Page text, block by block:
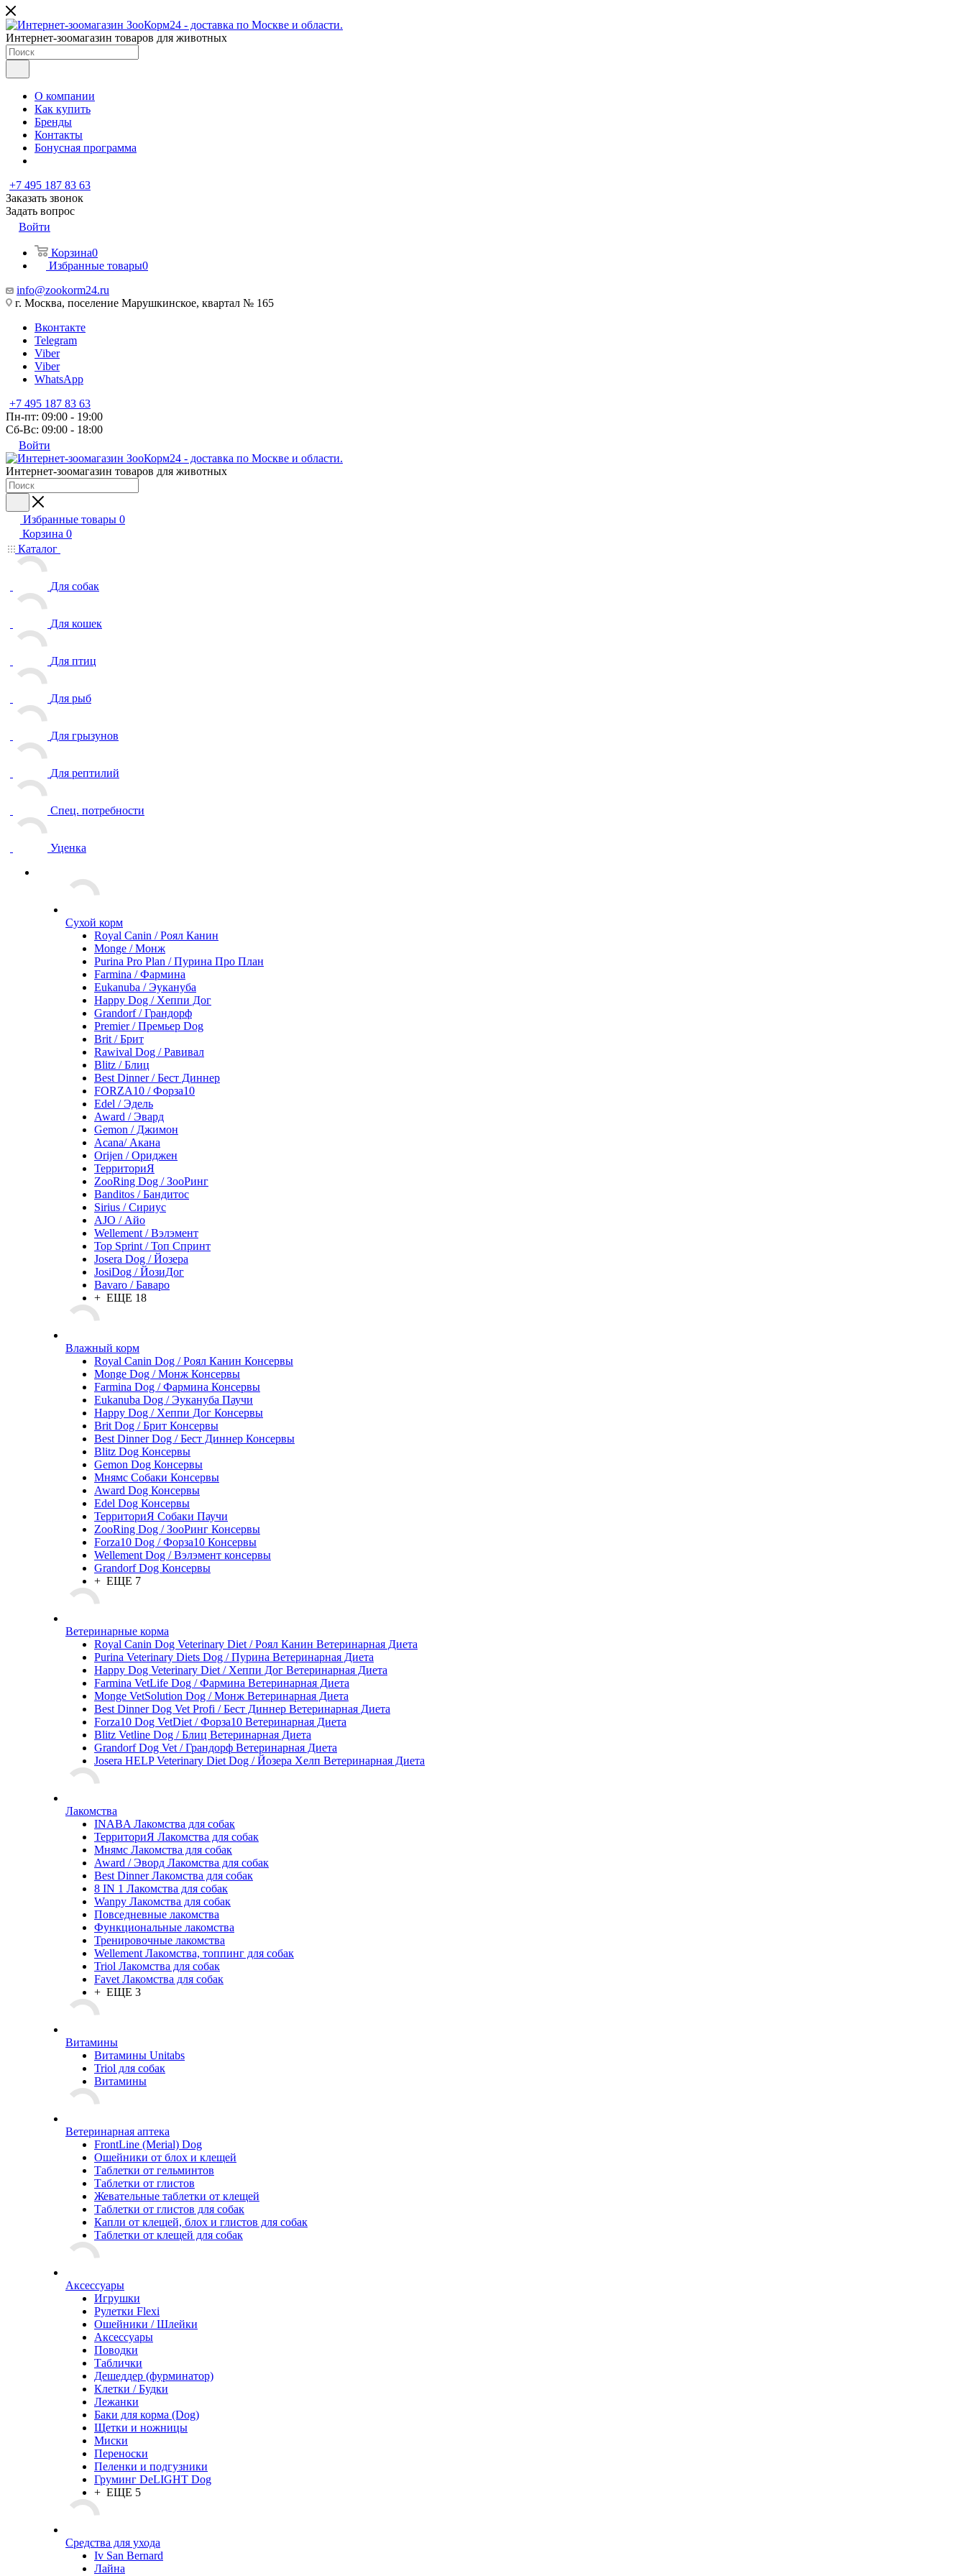
Интернет-зоомагазин товаров для животных
О компании
Как купить
Бренды
Контакты
Бонусная программа
+7 495 187 83 63
Заказать звонок
Задать вопрос
Войти
Корзина0
Избранные товары0
info@zookorm24.ru
г. Москва, поселение Марушкинское, квартал № 165
Вконтакте
Telegram
Viber
Viber
WhatsApp
+7 495 187 83 63
Пн-пт: 09:00 - 19:00
Сб-Вс: 09:00 - 18:00
Войти
Интернет-зоомагазин товаров для животных
Избранные товары 0
Корзина 0
Каталог
Для собак
Для кошек
Для птиц
Для рыб
Для грызунов
Для рептилий
Спец. потребности
Уценка
Сухой корм
Royal Canin / Роял Канин
Monge / Монж
Purina Pro Plan / Пурина Про План
Farmina / Фармина
Eukanuba / Эукануба
Happy Dog / Хеппи Дог
Grandorf / Грандорф
Premier / Премьер Dog
Brit / Брит
Rawival Dog / Равивал
Blitz / Блиц
Best Dinner / Бест Диннер
FORZA10 / Форза10
Edel / Эдель
Award / Эвард
Gemon / Джимон
Acana/ Акана
Orijen / Ориджен
ТерриториЯ
ZooRing Dog / ЗооРинг
Banditos / Бандитос
Sirius / Сириус
AJO / Айо
Wellement / Вэлэмент
Top Sprint / Топ Спринт
Josera Dog / Йозера
JosiDog / ЙозиДог
Bavaro / Баваро
+ ЕЩЕ 18
Влажный корм
Royal Canin Dog / Роял Канин Консервы
Monge Dog / Монж Консервы
Farmina Dog / Фармина Консервы
Eukanuba Dog / Эукануба Паучи
Happy Dog / Хеппи Дог Консервы
Brit Dog / Брит Консервы
Best Dinner Dog / Бест Диннер Консервы
Blitz Dog Консервы
Gemon Dog Консервы
Мнямс Собаки Консервы
Award Dog Консервы
Edel Dog Консервы
ТерриториЯ Собаки Паучи
ZooRing Dog / ЗооРинг Консервы
Forza10 Dog / Форза10 Консервы
Wellement Dog / Вэлэмент консервы
Grandorf Dog Консервы
+ ЕЩЕ 7
Ветеринарные корма
Royal Canin Dog Veterinary Diet / Роял Канин Ветеринарная Диета
Purina Veterinary Diets Dog / Пурина Ветеринарная Диета
Happy Dog Veterinary Diet / Хеппи Дог Ветеринарная Диета
Farmina VetLife Dog / Фармина Ветеринарная Диета
Monge VetSolution Dog / Монж Ветеринарная Диета
Best Dinner Dog Vet Profi / Бест Диннер Ветеринарная Диета
Forza10 Dog VetDiet / Форза10 Ветеринарная Диета
Blitz Vetline Dog / Блиц Ветеринарная Диета
Grandorf Dog Vet / Грандорф Ветеринарная Диета
Josera HELP Veterinary Diet Dog / Йозера Хелп Ветеринарная Диета
Лакомства
INABA Лакомства для собак
ТерриториЯ Лакомства для собак
Мнямс Лакомства для собак
Award / Эворд Лакомства для собак
Best Dinner Лакомства для собак
8 IN 1 Лакомства для собак
Wanpy Лакомства для собак
Повседневные лакомства
Функциональные лакомства
Тренировочные лакомства
Wellement Лакомства, топпинг для собак
Triol Лакомства для собак
Favet Лакомства для собак
+ ЕЩЕ 3
Витамины
Витамины Unitabs
Triol для собак
Витамины
Ветеринарная аптека
FrontLine (Merial) Dog
Ошейники от блох и клещей
Таблетки от гельминтов
Таблетки от глистов
Жевательные таблетки от клещей
Таблетки от глистов для собак
Капли от клещей, блох и глистов для собак
Таблетки от клещей для собак
Аксессуары
Игрушки
Рулетки Flexi
Ошейники / Шлейки
Аксессуары
Поводки
Таблички
Дешеддер (фурминатор)
Клетки / Будки
Лежанки
Баки для корма (Dog)
Щетки и ножницы
Миски
Переноски
Пеленки и подгузники
Груминг DeLIGHT Dog
+ ЕЩЕ 5
Средства для ухода
Iv San Bernard
Лайна